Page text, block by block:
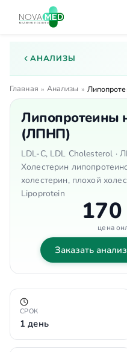
АНАЛИЗЫ
Главная » Анализы »
Липопротеины
(ЛПНП)
LDL-C, LDL Cholesterol
Холестерин
холестерин, плохой
Lipoprotein
цена
Заказать анализ
СРОК
1 день